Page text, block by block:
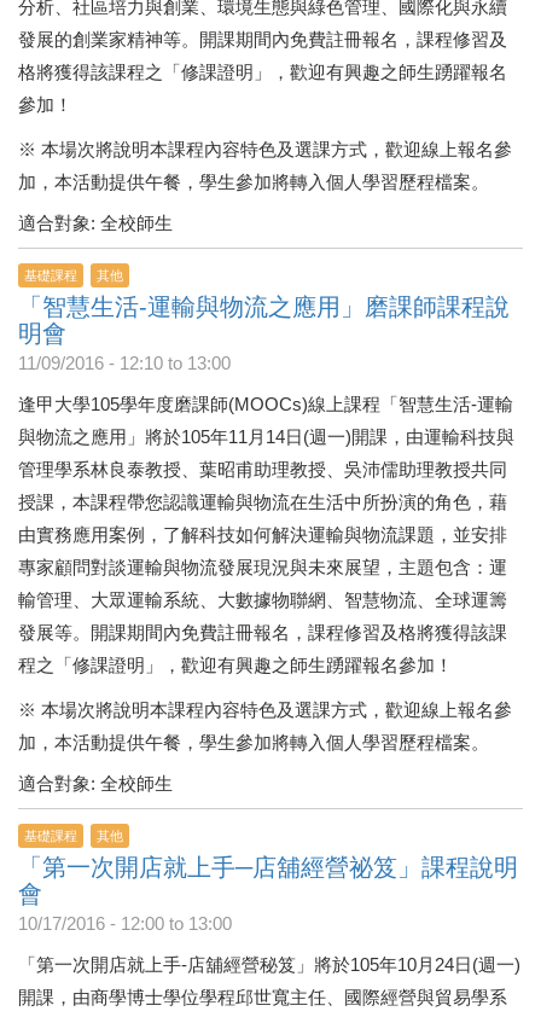
分析、社區培力與創業、環境生態與綠色管理、國際化與永續
發展的創業家精神等。開課期間內免費註冊報名，課程修習及
格將獲得該課程之「修課證明」，歡迎有興趣之師生踴躍報名
參加！
※ 本場次將說明本課程內容特色及選課方式，歡迎線上報名參
加，本活動提供午餐，學生參加將轉入個人學習歷程檔案。
適合對象: 全校師生
基礎課程 其他
「智慧生活-運輸與物流之應用」磨課師課程說
明會
11/09/2016 - 12:10 to 13:00
逢甲大學105學年度磨課師(MOOCs)線上課程「智慧生活-運輸
與物流之應用」將於105年11月14日(週一)開課，由運輸科技與
管理學系林良泰教授、葉昭甫助理教授、吳沛儒助理教授共同
授課，本課程帶您認識運輸與物流在生活中所扮演的角色，藉
由實務應用案例，了解科技如何解決運輸與物流課題，並安排
專家顧問對談運輸與物流發展現況與未來展望，主題包含：運
輸管理、大眾運輸系統、大數據物聯網、智慧物流、全球運籌
發展等。開課期間內免費註冊報名，課程修習及格將獲得該課
程之「修課證明」，歡迎有興趣之師生踴躍報名參加！
※ 本場次將說明本課程內容特色及選課方式，歡迎線上報名參
加，本活動提供午餐，學生參加將轉入個人學習歷程檔案。
適合對象: 全校師生
基礎課程 其他
「第一次開店就上手─店舖經營祕笈」課程說明
會
10/17/2016 - 12:00 to 13:00
「第一次開店就上手-店舖經營秘笈」將於105年10月24日(週一)
開課，由商學博士學位學程邱世寬主任、國際經營與貿易學系